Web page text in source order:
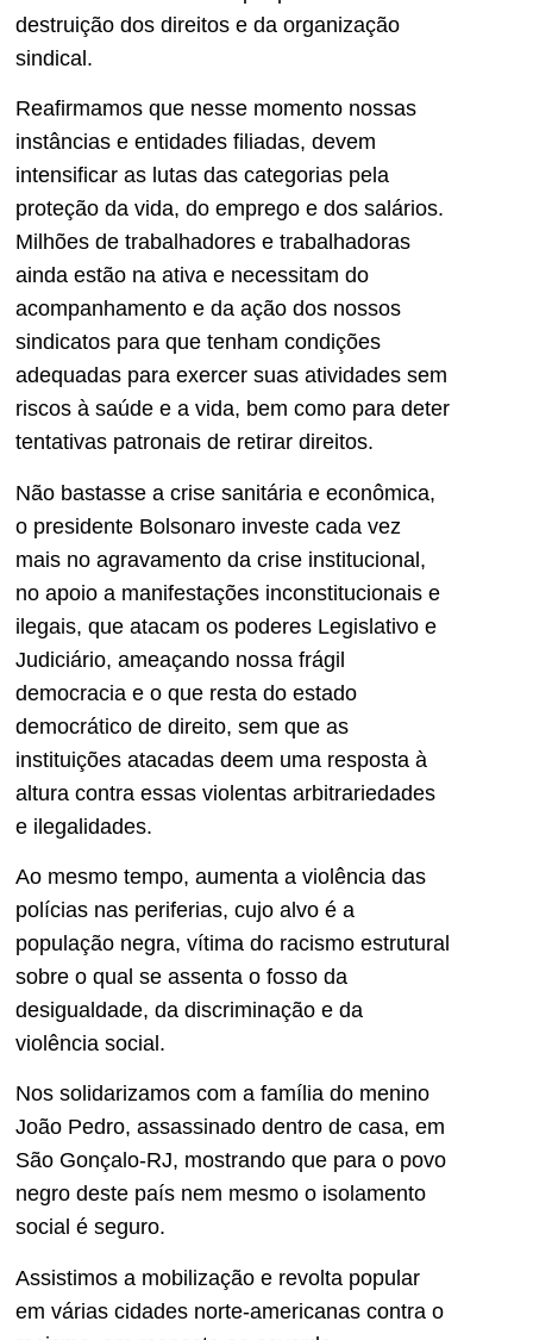
destruição dos direitos e da organização
sindical.
Reafirmamos que nesse momento nossas
instâncias e entidades filiadas, devem
intensificar as lutas das categorias pela
proteção da vida, do emprego e dos salários.
Milhões de trabalhadores e trabalhadoras
ainda estão na ativa e necessitam do
acompanhamento e da ação dos nossos
sindicatos para que tenham condições
adequadas para exercer suas atividades sem
riscos à saúde e a vida, bem como para deter
tentativas patronais de retirar direitos.
Não bastasse a crise sanitária e econômica,
o presidente Bolsonaro investe cada vez
mais no agravamento da crise institucional,
no apoio a manifestações inconstitucionais e
ilegais, que atacam os poderes Legislativo e
Judiciário, ameaçando nossa frágil
democracia e o que resta do estado
democrático de direito, sem que as
instituições atacadas deem uma resposta à
altura contra essas violentas arbitrariedades
e ilegalidades.
Ao mesmo tempo, aumenta a violência das
polícias nas periferias, cujo alvo é a
população negra, vítima do racismo estrutural
sobre o qual se assenta o fosso da
desigualdade, da discriminação e da
violência social.
Nos solidarizamos com a família do menino
João Pedro, assassinado dentro de casa, em
São Gonçalo-RJ, mostrando que para o povo
negro deste país nem mesmo o isolamento
social é seguro.
Assistimos a mobilização e revolta popular
em várias cidades norte-americanas contra o